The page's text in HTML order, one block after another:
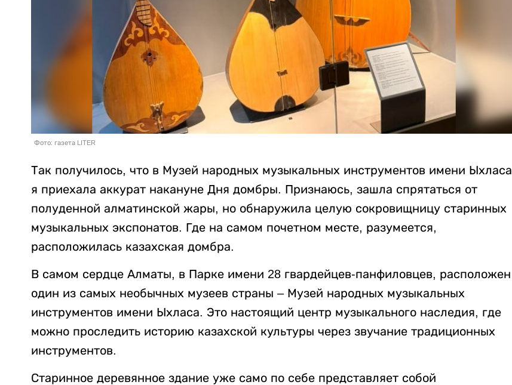
Фото: газета LITER
Так получилось, что в Музей народных музыкальных инструментов имени Ыхласа
я приехала аккурат накануне Дня домбры. Признаюсь, зашла спрятаться от
полуденной алматинской жары, но обнаружила целую сокровищницу старинных
музыкальных экспонатов. Где на самом почетном месте, разумеется,
расположилась казахская домбра.
В самом сердце Алматы, в Парке имени 28 гвардейцев-панфиловцев, расположен
один из самых необычных музеев страны – Музей народных музыкальных
инструментов имени Ыхласа. Это настоящий центр музыкального наследия, где
можно проследить историю казахской культуры через звучание традиционных
инструментов.
Старинное деревянное здание уже само по себе представляет собой